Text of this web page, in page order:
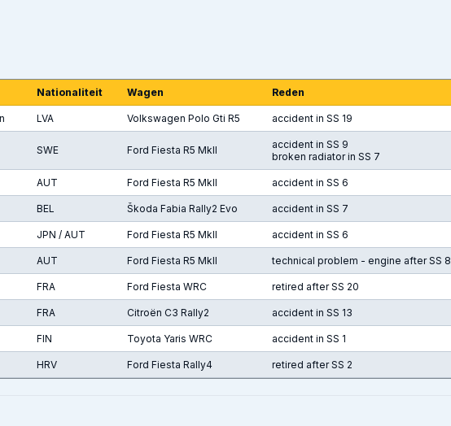
Nationaliteit Wagen Reden
LVA Volkswagen Polo Gti R5 accident in SS 19
SWE Ford Fiesta R5 MkII
accident in SS 9
broken radiator in SS 7
AUT Ford Fiesta R5 MkII accident in SS 6
BEL Škoda Fabia Rally2 Evo accident in SS 7
JPN / AUT Ford Fiesta R5 MkII accident in SS 6
AUT Ford Fiesta R5 MkII technical problem - engine after SS 8
FRA Ford Fiesta WRC retired after SS 20
FRA Citroën C3 Rally2 accident in SS 13
FIN Toyota Yaris WRC accident in SS 1
HRV Ford Fiesta Rally4 retired after SS 2